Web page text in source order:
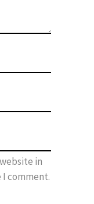
in
comment.